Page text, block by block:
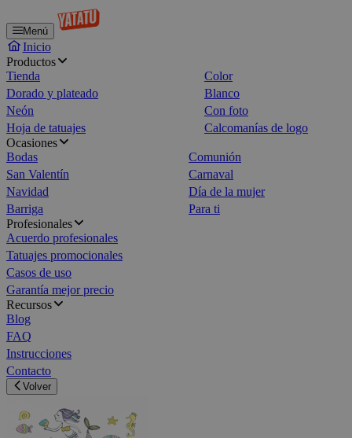
Menú
Inicio
Productos
Tienda
Color
Dorado y plateado
Blanco
Neón
Con foto
Hoja de tatuajes
Calcomanías de logo
Ocasiones
Bodas
Comunión
San Valentín
Carnaval
Navidad
Día de la mujer
Barriga
Para ti
Profesionales
Acuerdo profesionales
Tatuajes promocionales
Casos de uso
Garantía mejor precio
Recursos
Blog
FAQ
Instrucciones
Contacto
Volver